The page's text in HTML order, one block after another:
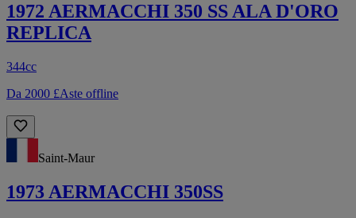
1972 AERMACCHI 350 SS ALA D'ORO
REPLICA
344cc
Da 2000 £Aste offline
Saint-Maur
1973 AERMACCHI 350SS